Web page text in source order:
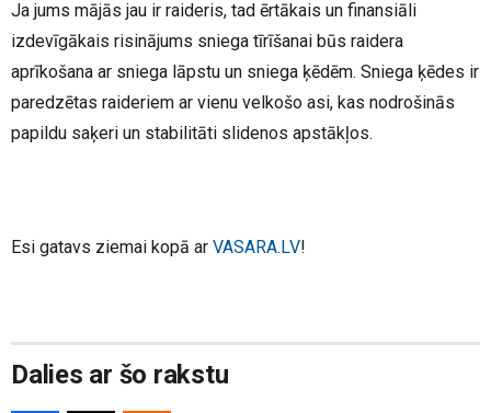
Ja jums mājās jau ir raideris, tad ērtākais un finansiāli
izdevīgākais risinājums sniega tīrīšanai būs raidera
aprīkošana ar sniega lāpstu un sniega ķēdēm. Sniega ķēdes ir
paredzētas raideriem ar vienu velkošo asi, kas nodrošinās
papildu saķeri un stabilitāti slidenos apstākļos.
Esi gatavs ziemai kopā ar VASARA.LV!
Dalies ar šo rakstu